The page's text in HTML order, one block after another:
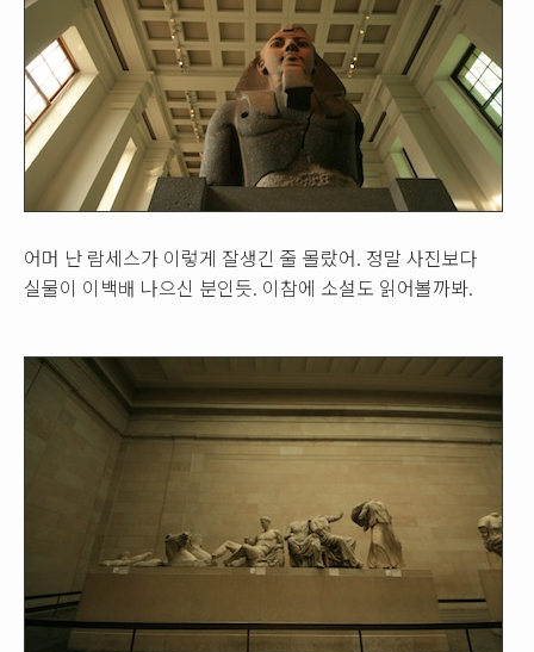
어머 난 람세스가 이렇게 잘생긴 줄 몰랐어. 정말 사진보다
실물이 이백배 나으신 분인듯. 이참에 소설도 읽어볼까봐.